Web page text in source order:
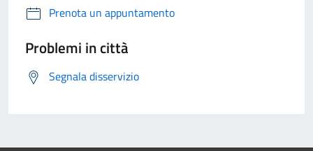
Prenota un appuntamento
Problemi in città
Segnala disservizio